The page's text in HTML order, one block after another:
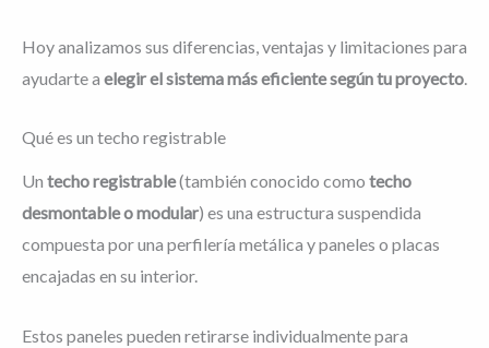
Hoy analizamos sus diferencias, ventajas y limitaciones para
ayudarte a elegir el sistema más eficiente según tu proyecto
Qué es un techo registrable
Un techo registrable(también conocido como techo
desmontable o modular) es una estructura suspendida
compuesta por una perfilería metálica y paneles o placas
encajadas en su interior.
Estos paneles pueden retirarse individualmente para